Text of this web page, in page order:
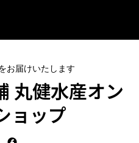
お届けいたします
丸健水産オン
ョップ